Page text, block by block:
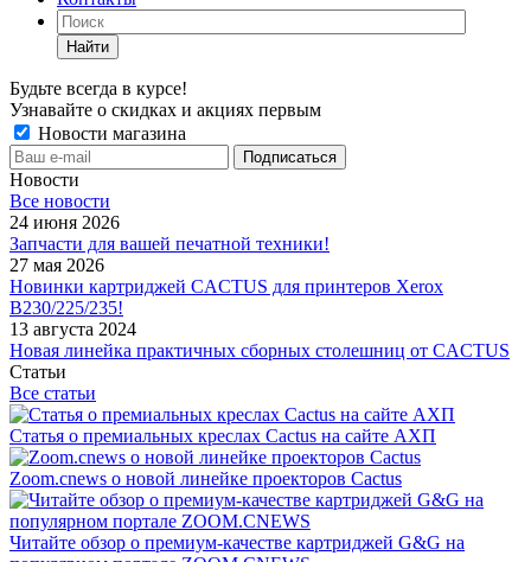
Найти
Будьте всегда в курсе!
Узнавайте о скидках и акциях первым
Новости магазина
Новости
Все новости
24 июня 2026
Запчасти для вашей печатной техники!
27 мая 2026
Новинки картриджей CACTUS для принтеров Xerox
B230/225/235!
13 августа 2024
Новая линейка практичных сборных столешниц от CACTUS
Статьи
Все статьи
Статья о премиальных креслах Cactus на сайте АХП
Zoom.cnews о новой линейке проекторов Cactus
Читайте обзор о премиум-качестве картриджей G&G на